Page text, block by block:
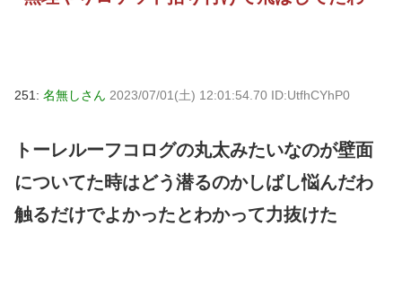
251: 名無しさん 2023/07/01(土) 12:01:54.70 ID:UtfhCYhP0
トーレルーフコログの丸太みたいなのが壁面
についてた時はどう潜るのかしばし悩んだわ
触るだけでよかったとわかって力抜けた